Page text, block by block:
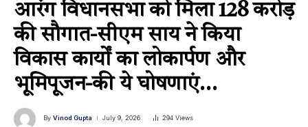
आरंग विधानसभा को मिला ₹128 करोड़
की सौगात-सीएम साय ने किया
विकास कार्यों का लोकार्पण और
भूमिपूजन-की ये घोषणाएं…
By Vinod Gupta July 9, 2026 294 Views